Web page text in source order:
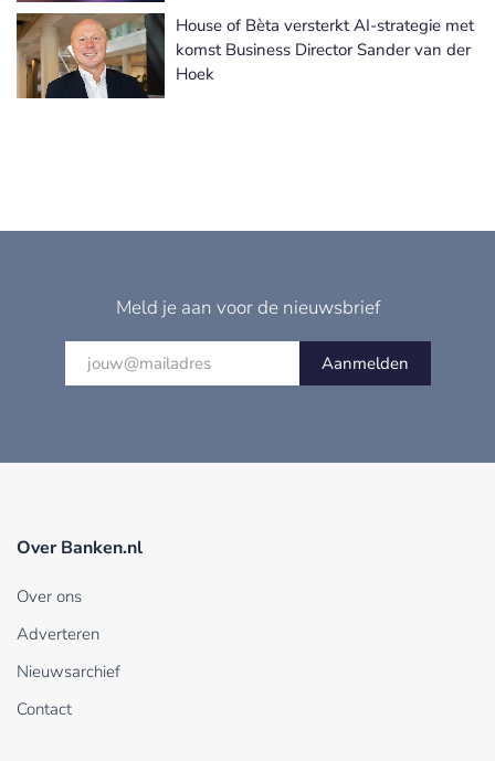
House of Bèta versterkt AI-strategie met
komst Business Director Sander van der
Hoek
Meld je aan voor de nieuwsbrief
Aanmelden
Over Banken.nl
Over ons
Adverteren
Nieuwsarchief
Contact